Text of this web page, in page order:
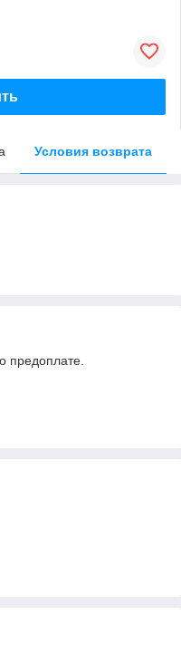
Условия возврата
предоплате.